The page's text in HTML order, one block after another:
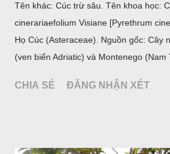
Tên khác: Cúc trừ sâu. Tên khoa học:
cinerariaefolium Visiane [Pyrethrum
Họ Cúc (Asteraceae). Nguồn gốc: Cây
(ven biển Adriatic) và Montenego (Nam
trồng để khai thác: Pháp, Nga, Đức,
CHIA SẺ ĐĂNG NHẬN XÉT